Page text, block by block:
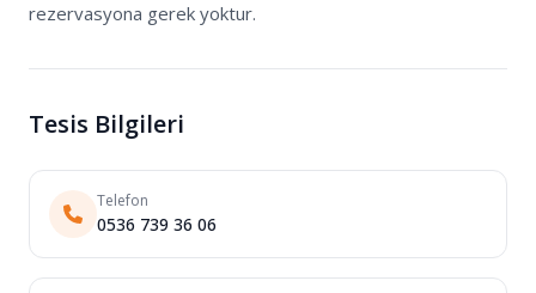
rezervasyona gerek yoktur.
Tesis Bilgileri
Telefon
0536 739 36 06